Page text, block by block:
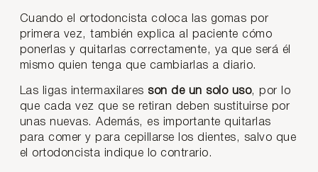
Cuando el ortodoncista coloca las gomas por
primera vez, también explica al paciente cómo
ponerlas y quitarlas correctamente, ya que será él
mismo quien tenga que cambiarlas a diario.
Las ligas intermaxilares son de un solo uso, por lo
que cada vez que se retiran deben sustituirse por
unas nuevas. Además, es importante quitarlas
para comer y para cepillarse los dientes, salvo que
el ortodoncista indique lo contrario.